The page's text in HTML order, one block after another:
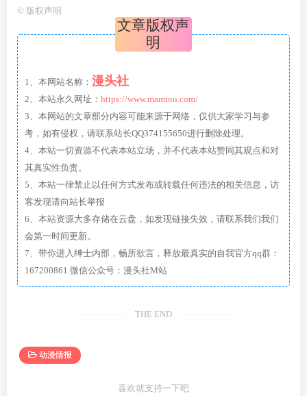
© 版权声明
文章版权声
明
1、本网站名称： 漫头社
2、本站永久网址： https://www.mamtou.com/
3、本网站的文章部分内容可能来源于网络，仅供大家学习与参
考，如有侵权，请联系站长QQ374155650进行删除处理。
4、本站一切资源不代表本站立场，并不代表本站赞同其观点和对
其真实性负责。
5、本站一律禁止以任何方式发布或转载任何违法的相关信息，访
客发现请向站长举报
6、本站资源大多存储在云盘，如发现链接失效，请联系我们我们
会第一时间更新。
7、带你进入绅士内部，畅所欲言，释放最真实的自我官方qq群：
167200861 微信公众号：漫头社M站
THE END
动漫情报
喜欢就支持一下吧